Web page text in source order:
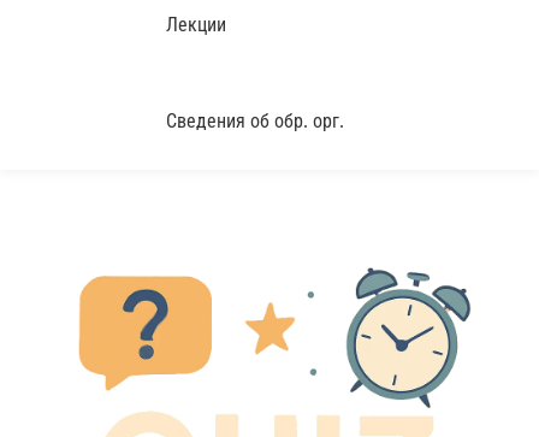
Лекции
Сведения об обр. орг.